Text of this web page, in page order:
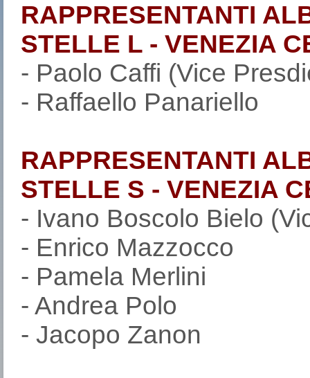
RAPPRESENTANTI
STELLE L - VENEZIA
- Paolo Caffi (Vice
- Raffaello Panariello
RAPPRESENTANTI
STELLE S - VENEZIA
- Ivano Boscolo Bielo
- Enrico Mazzocco
- Pamela Merlini
- Andrea Polo
- Jacopo Zanon